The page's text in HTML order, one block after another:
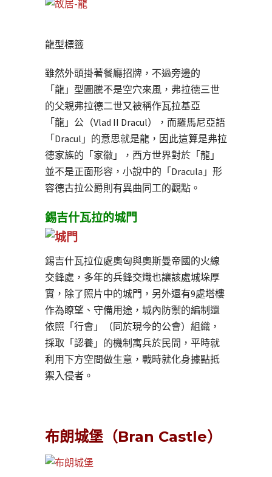
龍型標籤
雖然外頭掛著餐廳招牌，不過旁邊的
「龍」型圖騰不是空穴來風，弗拉德三世
的父親弗拉德二世又被稱作瓦拉基亞
「龍」公（Vlad II Dracul），而羅馬尼亞語
「Dracul」的意思就是龍，因此這算是弗拉
德家族的「家徽」，西方世界對於「龍」
並不是正面形容，小說中的「Dracula」形
容德古拉公爵則有異曲同工的觀點。
錫吉什瓦拉的城門
錫吉什瓦拉位處奧匈與奧斯曼帝國的火線
交鋒處，多年的兵鋒交熾也讓該處城垛厚
實，除了照片中的城門，另外還有9處塔樓
作為瞭望、守備用途，城內防禦的編制還
依照「行會」（同於現今的公會）組織，
採取「認養」的機制寓兵於民間，平時就
利用下方空間做生意，戰時就化身據點抵
禦入侵者。
布朗城堡（Bran Castle）